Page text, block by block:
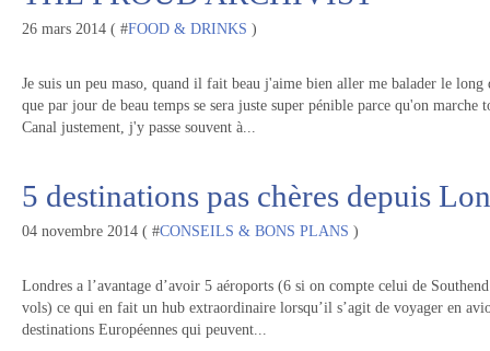
26 mars 2014 ( #FOOD & DRINKS )
Je suis un peu maso, quand il fait beau j'aime bien aller me balader le long
que par jour de beau temps se sera juste super pénible parce qu'on marche
Canal justement, j'y passe souvent à...
5 destinations pas chères depuis
04 novembre 2014 ( #CONSEILS & BONS PLANS )
Londres a l’avantage d’avoir 5 aéroports (6 si on compte celui de
vols) ce qui en fait un hub extraordinaire lorsqu’il s’agit de voyager en
destinations Européennes qui peuvent...